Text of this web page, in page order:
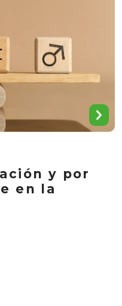
y por
en la